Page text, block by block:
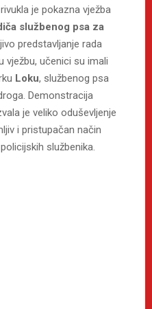
je pokazna vježba
službenog psa za
predstavljanje rada
vježbu, učenici su imali
Loku, službenog psa
Demonstracija
je veliko oduševljenje
i pristupačan način
službenika.